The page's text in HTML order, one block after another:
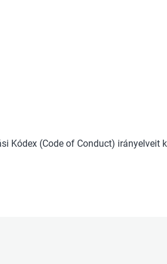
Kódex (Code of Conduct) irányelveit